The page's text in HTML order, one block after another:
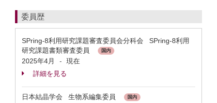
委員歴
SPring-8利用研究課題審査委員会分科会 SPring-8利用
研究課題書類審査委員
国内
2025年4月 -
現在
詳細を見る
日本結晶学会 生物系編集委員 国内